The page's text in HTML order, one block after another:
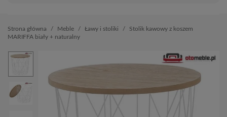
Strona główna Meble Ławy i stoliki
Stolik kawowy z koszem
MARIFFA biały + naturalny